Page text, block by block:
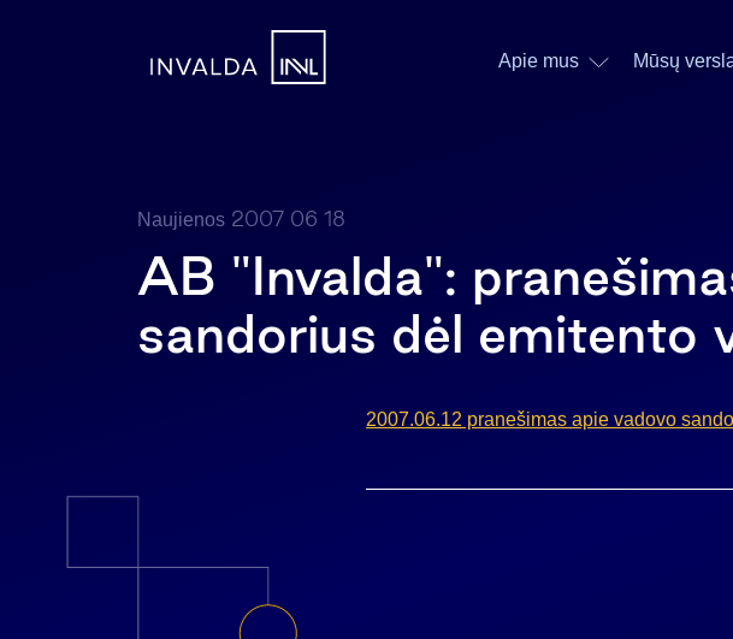
Apie mus Mūsų
Naujienos 2007 06 18
AB "Invalda":
sandorius dėl emitento
2007.06.12 pranešimas apie vadovo